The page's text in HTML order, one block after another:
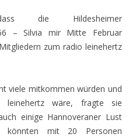
die Hildesheimer
– Silvia mir Mitte Februar
zum radio leinehertz
viele mitkommen würden und
leinehertz wäre, fragte sie
einige Hannoveraner Lust
könnten mit 20 Personen